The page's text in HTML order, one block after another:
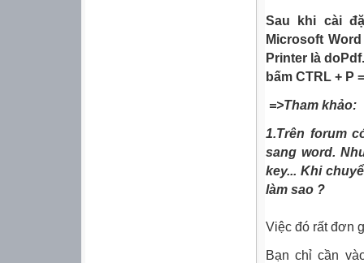
Sau khi cài
Microsoft
Printer là doPdf.
bấm CTRL + P
=>Tham khảo:
1.Trên forum
sang word.
key... Khi
làm sao ?
Việc đó rất đơn
Bạn chỉ cần